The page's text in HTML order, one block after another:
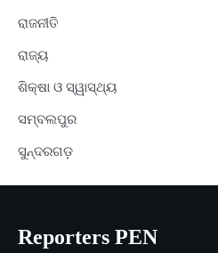
ରାଜନୀତି
ରାଜ୍ୟ
ଶିକ୍ଷା ଓ ସ୍ୱାସ୍ଥ୍ୟ
ସମ୍ବଲପୁର
ସୁନ୍ଦରଗଡ଼
Reporters PEN